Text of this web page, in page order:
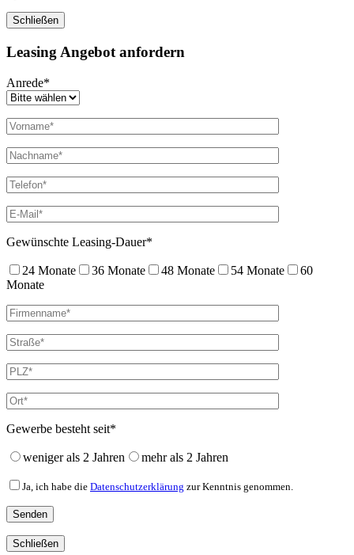
Schließen
Leasing Angebot anfordern
Anrede*
Gewünschte Leasing-Dauer*
24 Monate 36 Monate 48 Monate 54 Monate
60
Monate
Gewerbe besteht seit*
weniger als 2 Jahren mehr als 2 Jahren
Ja, ich habe die Datenschutzerklärung zur Kenntnis genommen.
Schließen